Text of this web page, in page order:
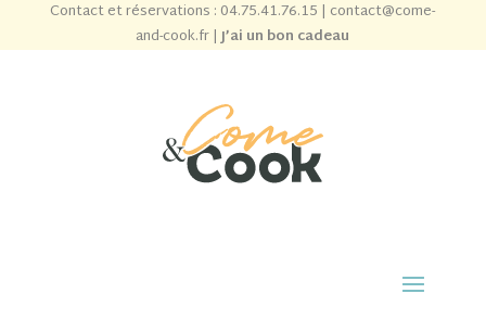
Contact et réservations : 04.75.41.76.15 | contact@come-
and-cook.fr|J’ai un bon cadeau